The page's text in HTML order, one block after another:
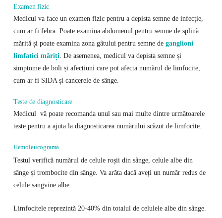
Examen fizic
Medicul va face un examen fizic pentru a depista semne de infecție,
cum ar fi febra. Poate examina abdomenul pentru semne de splină
mărită și poate examina zona gâtului pentru semne de ganglioni
limfatici măriți. De asemenea, medicul va depista semne și
simptome de boli și afecțiuni care pot afecta numărul de limfocite,
cum ar fi SIDA și cancerele de sânge.
Teste de diagnosticare
Medicul vă poate recomanda unul sau mai multe dintre următoarele
teste pentru a ajuta la diagnosticarea numărului scăzut de limfocite.
Hemoleucograma
Testul verifică numărul de celule roșii din sânge, celule albe din
sânge și trombocite din sânge. Va arăta dacă aveți un număr redus de
celule sangvine albe.
Limfocitele reprezintă 20-40% din totalul de celulele albe din sânge.